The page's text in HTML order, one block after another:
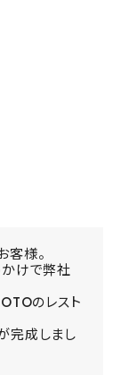
様。
かけで弊社
のレスト
完成しまし